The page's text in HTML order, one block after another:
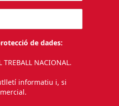
de dades:
TREBALL NACIONAL.
informatiu i, si